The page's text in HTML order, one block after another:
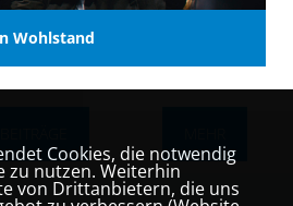
Wohlstand
Cookies, die notwendig
zu nutzen. Weiterhin
von Drittanbietern, die uns